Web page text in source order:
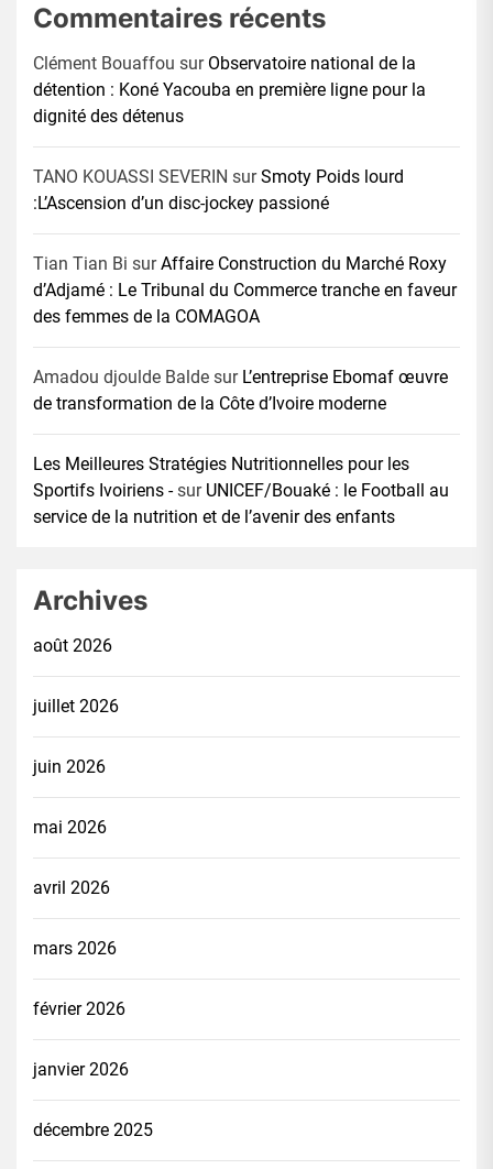
Commentaires récents
Clément Bouaffou sur Observatoire national de la
détention : Koné Yacouba en première ligne pour la
dignité des détenus
TANO KOUASSI SEVERIN surSmoty Poids lourd
:L’Ascension d’un disc-jockey passioné
Tian Tian Bi surAffaire Construction du Marché Roxy
d’Adjamé : Le Tribunal du Commerce tranche en faveur
des femmes de la COMAGOA
Amadou djoulde Balde sur L’entreprise Ebomaf œuvre
de transformation de la Côte d’Ivoire moderne
Les Meilleures Stratégies Nutritionnelles pour les
Sportifs Ivoiriens -sur UNICEF/Bouaké : le Football au
service de la nutrition et de l’avenir des enfants
Archives
août 2026
juillet 2026
juin 2026
mai 2026
avril 2026
mars 2026
février 2026
janvier 2026
décembre 2025